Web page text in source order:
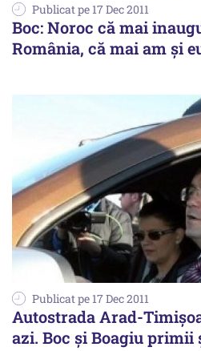
Publicat pe 17 Dec 2011
Boc: Noroc că mai
România, că mai am şi
Publicat pe 17 Dec 2011
Autostrada Arad-
azi. Boc şi Boagiu primii